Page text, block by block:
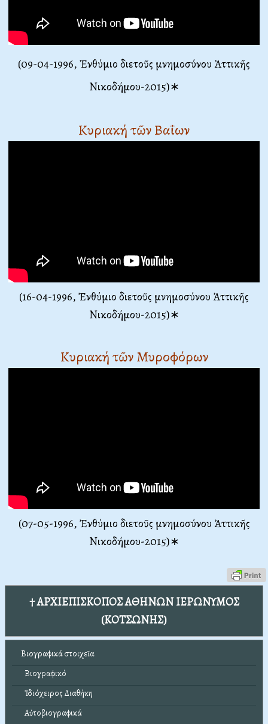
(09-04-1996, Ἐνθύμιο διετοῦς μνημοσύνου Ἀττικῆς
Νικοδήμου-2015)∗
Κυριακή τῶν Βαΐων
(16-04-1996, Ἐνθύμιο διετοῦς μνημοσύνου Ἀττικῆς
Νικοδήμου-2015)∗
Κυριακή τῶν Μυροφόρων
(07-05-1996, Ἐνθύμιο διετοῦς μνημοσύνου Ἀττικῆς
Νικοδήμου-2015)∗
† ΑΡΧΙΕΠΙΣΚΟΠΟΣ ΑΘΗΝΩΝ ΙΕΡΩΝΥΜΟΣ
(ΚΟΤΣΩΝΗΣ)
Βιογραφικά στοιχεῖα
Βιογραφικό
Ἰδιόχειρος Διαθήκη
Αὐτοβιογραφικά